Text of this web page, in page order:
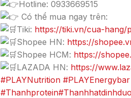
Hotline: 0933669515
Có thể mua ngay trên:
Tiki: https://tiki.vn/cua-hang/
Shopee HN: https://
Shopee HCM: https://
LAZADA HN: https://
#PLAYNutrition #PLAYEnergybar
#Thanhprotein